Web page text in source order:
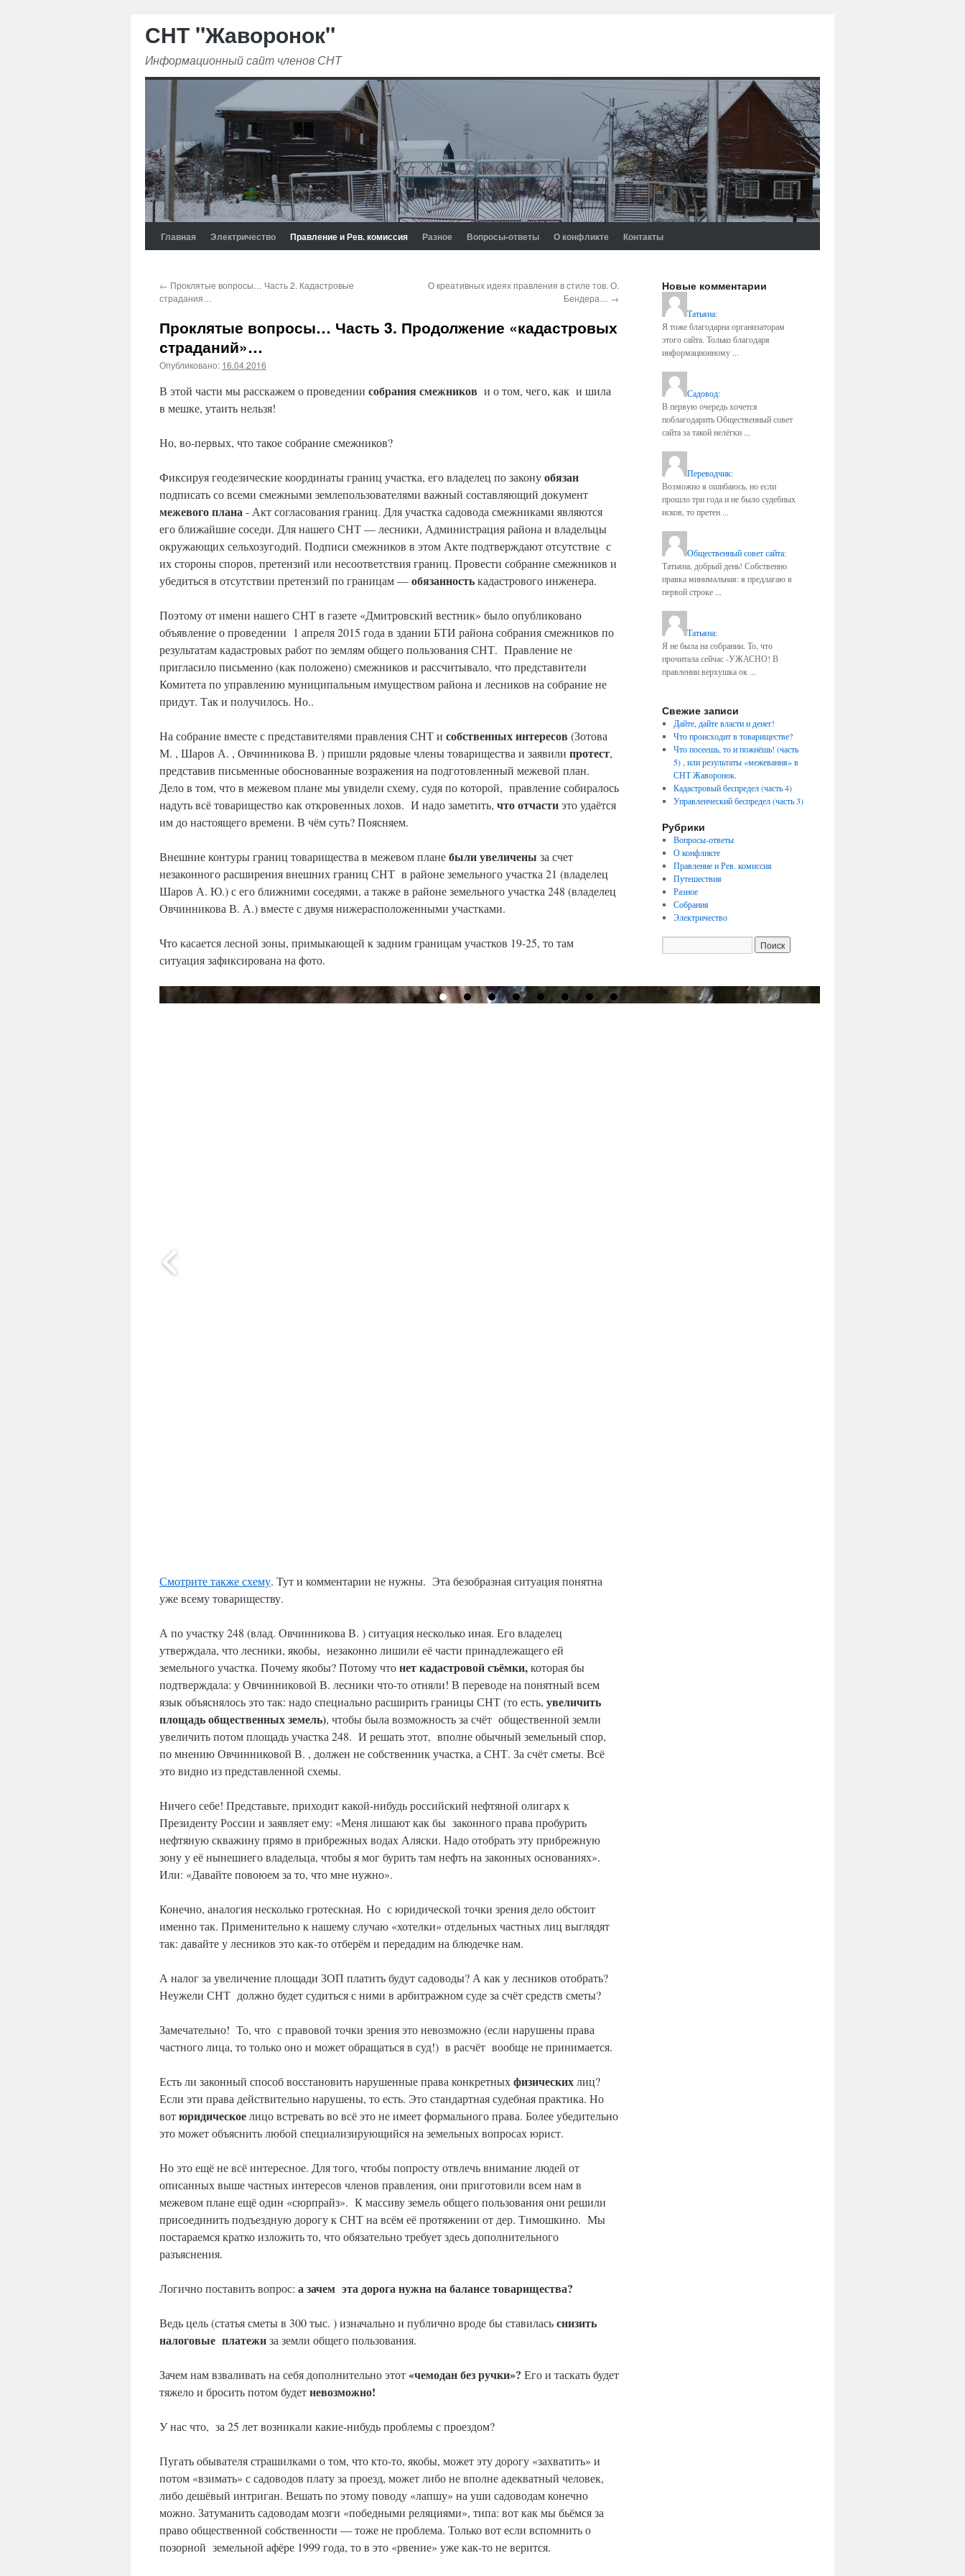
СНТ "Жаворонок"
Информационный сайт членов СНТ
Главная Электричество Правление и Рев. комиссия Разное Вопросы-ответы О конфликте Контакты
← Проклятые вопросы… Часть 2. Кадастровые
страдания…
О креативных идеях правления в стиле тов. О.
Бендера… →
Проклятые вопросы… Часть 3. Продолжение «кадастровых
страданий»…
Опубликовано: 16.04.2016
В этой части мы расскажем о проведении собрания смежников и о том, чего, как и шила
в мешке, утаить нельзя!
Но, во-первых, что такое собрание смежников?
Фиксируя геодезические координаты границ участка, его владелец по законуобязан
подписать со всеми смежными землепользователями важный составляющий документ
межевого плана- Акт согласования границ. Для участка садовода смежниками являются
его ближайшие соседи. Для нашего СНТ — лесники, Администрация района и владельцы
окружающих сельхозугодий. Подписи смежников в этом Акте подтверждают отсутствие с
их стороны споров, претензий или несоответствия границ. Провести собрание смежников и
убедиться в отсутствии претензий по границам —обязанностькадастрового инженера.
Поэтому от имени нашего СНТ в газете «Дмитровский вестник» было опубликовано
объявление о проведении 1 апреля 2015 года в здании БТИ района собрания смежников по
результатам кадастровых работ по землям общего пользования СНТ. Правление не
пригласило письменно (как положено) смежников и рассчитывало, что представители
Комитета по управлению муниципальным имуществом района и лесников на собрание не
придут. Так и получилось. Но..
На собрание вместе с представителями правления СНТ и собственных интересов (Зотова
М. , Шаров А. , Овчинникова В. ) пришли рядовые члены товарищества и заявили протест,
представив письменные обоснованные возражения на подготовленный межевой план.
Дело в том, что в межевом плане мы увидели схему, судя по которой, правление собиралось
надуть всё товарищество как откровенных лохов. И надо заметить, чтоотчастиэто удаётся
им до настоящего времени. В чём суть? Поясняем.
Внешние контуры границ товарищества в межевом планебыли увеличены за счет
незаконного расширения внешних границ СНТ в районе земельного участка 21 (владелец
Шаров А. Ю.) с его ближними соседями, а также в районе земельного участка 248 (владелец
Овчинникова В. А.) вместе с двумя нижерасположенными участками.
Что касается лесной зоны, примыкающей к задним границам участков 19-25, то там
ситуация зафиксирована на фото.
Смотрите также схему. Тут и комментарии не нужны. Эта безобразная ситуация понятна
уже всему товариществу.
А по участку 248 (влад. Овчинникова В. ) ситуация несколько иная. Его владелец
утверждала, что лесники, якобы, незаконно лишили её части принадлежащего ей
земельного участка. Почему якобы? Потому чтонет кадастровой съёмки,которая бы
подтверждала: у Овчинниковой В. лесники что-то отняли! В переводе на понятный всем
язык объяснялось это так: надо специально расширить границы СНТ (то есть, увеличить
площадь общественных земель), чтобы была возможность за счёт общественной земли
увеличить потом площадь участка 248. И решать этот, вполне обычный земельный спор,
по мнению Овчинниковой В. , должен не собственник участка, а СНТ. За счёт сметы. Всё
это видно из представленной схемы.
Ничего себе! Представьте, приходит какой-нибудь российский нефтяной олигарх к
Президенту России и заявляет ему: «Меня лишают как бы законного права пробурить
нефтяную скважину прямо в прибрежных водах Аляски. Надо отобрать эту прибрежную
зону у её нынешнего владельца, чтобы я мог бурить там нефть на законных основаниях».
Или: «Давайте повоюем за то, что мне нужно».
Конечно, аналогия несколько гротескная. Но с юридической точки зрения дело обстоит
именно так. Применительно к нашему случаю «хотелки» отдельных частных лиц выглядят
так: давайте у лесников это как-то отберём и передадим на блюдечке нам.
А налог за увеличение площади ЗОП платить будут садоводы? А как у лесников отобрать?
Неужели СНТ должно будет судиться с ними в арбитражном суде за счёт средств сметы?
Замечательно! То, что с правовой точки зрения это невозможно (если нарушены права
частного лица, то только оно и может обращаться в суд!) в расчёт вообще не принимается.
Есть ли законный способ восстановить нарушенные права конкретныхфизическихлиц?
Если эти права действительно нарушены, то есть. Это стандартная судебная практика. Но
вотюридическоелицо встревать во всё это не имеет формального права. Более убедительно
это может объяснить любой специализирующийся на земельных вопросах юрист.
Но это ещё не всё интересное. Для того, чтобы попросту отвлечь внимание людей от
описанных выше частных интересов членов правления, они приготовили всем нам в
межевом плане ещё один «сюрпрайз». К массиву земель общего пользования они решили
присоединить подъездную дорогу к СНТ на всём её протяжении от дер. Тимошкино. Мы
постараемся кратко изложить то, что обязательно требует здесь дополнительного
разъяснения.
Логично поставить вопрос: а зачем эта дорога нужна на балансе товарищества?
Ведь цель (статья сметы в 300 тыс. ) изначально и публично вроде бы ставиласьснизить
налоговые платежиза земли общего пользования.
Зачем нам взваливать на себя дополнительно этот«чемодан без ручки»? Его и таскать будет
тяжело и бросить потом будетневозможно!
У нас что, за 25 лет возникали какие-нибудь проблемы с проездом?
Пугать обывателя страшилками о том, что кто-то, якобы, может эту дорогу «захватить» и
потом «взимать» с садоводов плату за проезд, может либо не вполне адекватный человек,
либо дешёвый интриган. Вешать по этому поводу «лапшу» на уши садоводам конечно
можно. Затуманить садоводам мозги «победными реляциями», типа: вот как мы бьёмся за
право общественной собственности — тоже не проблема. Только вот если вспомнить о
позорной земельной афёре 1999 года, то в это «рвение» уже как-то не верится.
Новые комментарии
Татьяна:
Я тоже благодарна организаторам
этого сайта. Только благодаря
информационному ...
Садовод:
В первую очередь хочется
поблагодарить Общественный совет
сайта за такой нелёгки ...
Переводчик:
Возможно я ошибаюсь, но если
прошло три года и не было судебных
исков, то претен ...
Общественный совет сайта:
Татьяна, добрый день! Собственно
правка минимальная: я предлагаю в
первой строке ...
Татьяна:
Я не была на собрании. То, что
прочитала сейчас -УЖАСНО! В
правлении верхушка ок ...
Свежие записи
Дайте, дайте власти и денег!
Что происходит в товариществе?
Что посеешь, то и пожнёшь! (часть
5) , или результаты «межевания» в
СНТ Жаворонок.
Кадастровый беспредел (часть 4)
Управленческий беспредел (часть 3)
Рубрики
Вопросы-ответы
О конфликте
Правление и Рев. комиссия
Путешествия
Разное
Собрания
Электричество